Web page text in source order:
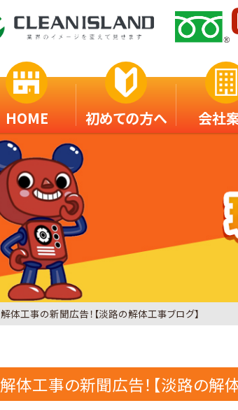
HOME 初めての方へ 会社
解体工事の新聞広告！【淡路の解体工事ブログ】
解体工事の新聞広告！【淡路の解